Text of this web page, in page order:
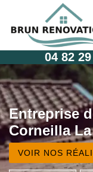
04 82
Entreprise
Corneilla
VOIR NOS